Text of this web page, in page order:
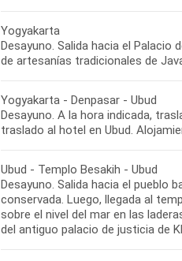
Yogyakarta
Desayuno. Salida hacia el
de artesanías tradicionales de
Yogyakarta - Denpasar - Ubud
Desayuno. A la hora indicada,
traslado al hotel en Ubud.
Ubud - Templo Besakih - Ubud
Desayuno. Salida hacia el pueblo
conservada. Luego, llegada al
sobre el nivel del mar en las
del antiguo palacio de justicia de